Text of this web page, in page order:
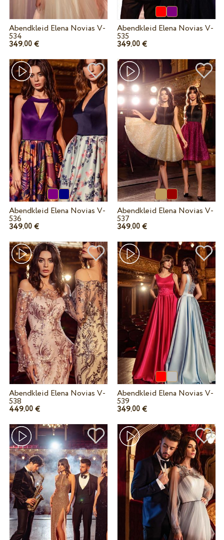
Abendkleid Elena Novias V-
534
349.00€
Abendkleid Elena Novias V-
535
349.00 €
Abendkleid Elena Novias V-
536
349.00€
Abendkleid Elena Novias V-
537
349.00 €
Abendkleid Elena Novias V-
538
449.00€
Abendkleid Elena Novias V-
539
349.00 €